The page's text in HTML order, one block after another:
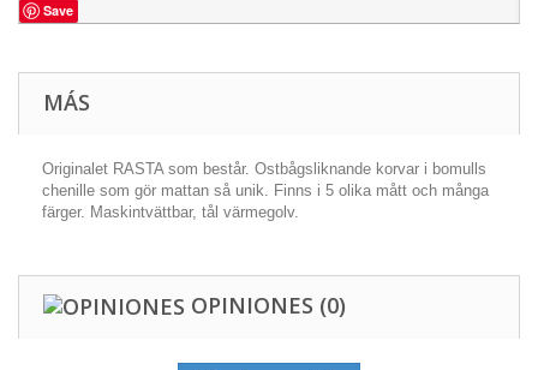
Save
MÁS
Originalet RASTA som består. Ostbågsliknande korvar i bomulls
chenille som gör mattan så unik. Finns i 5 olika mått och många
färger. Maskintvättbar, tål värmegolv.
OPINIONES (0)